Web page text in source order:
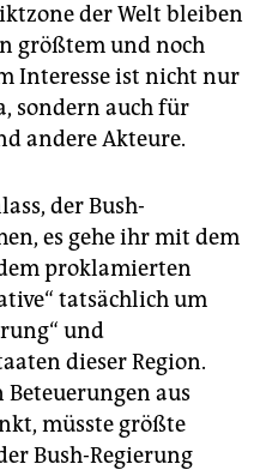
der Welt bleiben
größtem und noch
Interesse ist nicht nur
sondern auch für
andere Akteure.
der Bush-
es gehe ihr mit dem
proklamierten
tatsächlich um
und
dieser Region.
Beteuerungen aus
müsste größte
Bush-Regierung